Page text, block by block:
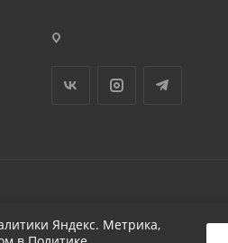
Разработано в
Яндекс. Метрика,